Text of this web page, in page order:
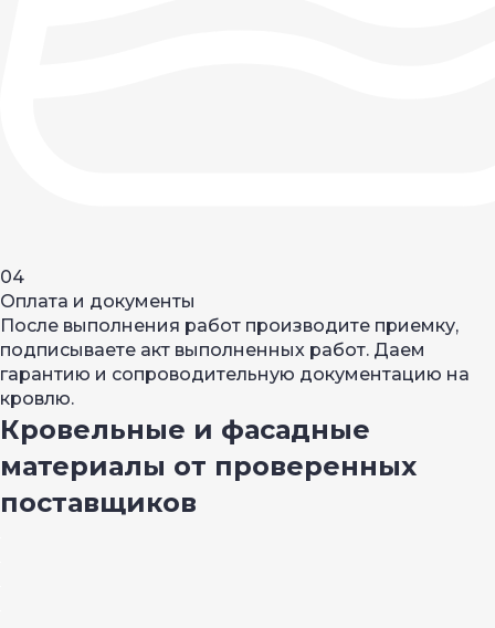
04
Оплата и документы
После выполнения работ производите приемку,
подписываете акт выполненных работ. Даем
гарантию и сопроводительную документацию на
кровлю.
Кровельные и фасадные
материалы от проверенных
поставщиков